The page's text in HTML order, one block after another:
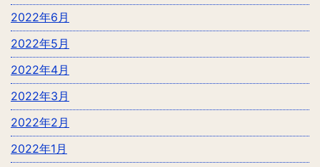
2022年6月
2022年5月
2022年4月
2022年3月
2022年2月
2022年1月